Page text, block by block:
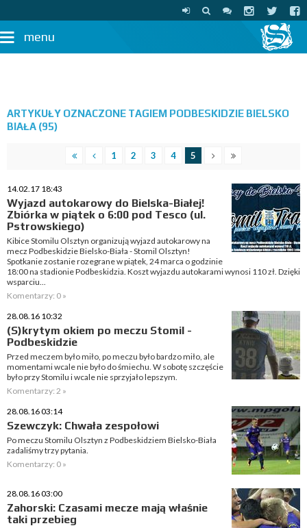
menu
ARTYKUŁY OZNACZONE TAGIEM PODBESKIDZIE BIELSKO
BIAŁA (95)
1 2 3 4 5
14.02.17 18:43
Wyjazd autokarowy do Bielska-Białej!
Zbiórka w piątek o 6:00 pod Tesco (ul.
Pstrowskiego)
Kibice Stomilu Olsztyn organizują wyjazd autokarowy na
mecz Podbeskidzie Bielsko-Biała - Stomil Olsztyn!
Spotkanie zostanie rozegrane w piątek, 24 marca o godzinie
18:00 na stadionie Podbeskidzia. Koszt wyjazdu autokarami wynosi 110 zł. Dzięki
wsparciu...
Komentarzy: 0 »
28.08.16 10:32
(S)krytym okiem po meczu Stomil -
Podbeskidzie
Przed meczem było miło, po meczu było bardzo miło, ale
momentami wcale nie było do śmiechu. W sobotę szczęście
było przy Stomilu i wcale nie sprzyjało lepszym.
Komentarzy: 2 »
28.08.16 03:14
Szewczyk: Chwała zespołowi
Po meczu Stomilu Olsztyn z Podbeskidziem Bielsko-Biała
zadaliśmy trzy pytania.
Komentarzy: 0 »
28.08.16 03:00
Zahorski: Czasami mecze mają właśnie
taki przebieg